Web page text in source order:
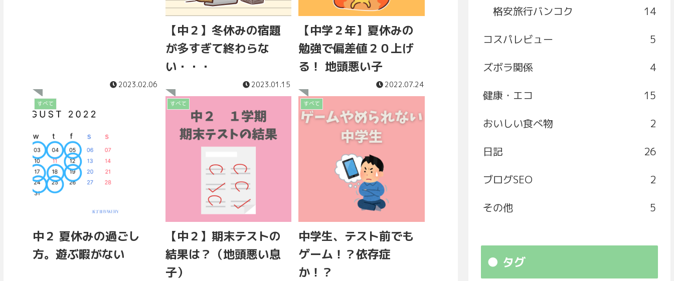
2023.02.06
【中２】冬休みの宿題
が多すぎて終わらな
い・・・
2023.01.15
【中学２年】夏休みの
勉強で偏差値２０上げ
る！ 地頭悪い子
2022.07.24
すべて
中２ 夏休みの過ごし
方。遊ぶ暇がない
すべて
【中２】期末テストの
結果は？（地頭悪い息
子）
すべて
中学生、テスト前でも
ゲーム！？依存症
か！？
格安旅行バンコク
14
コスパレビュー
5
ズボラ関係
4
健康・エコ
15
おいしい食べ物
2
日記
26
ブログSEO
2
その他
5
タグ